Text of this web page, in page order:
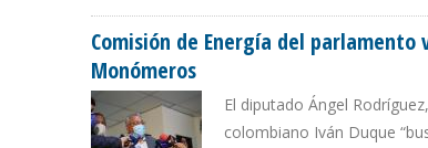
Comisión de Energía del
Monómeros
El diputado Ángel
colombiano Iván Duque